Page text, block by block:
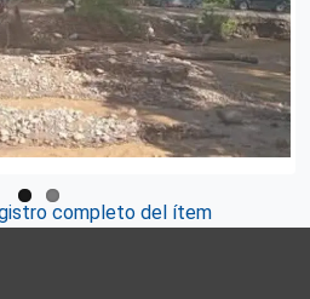
completo del ítem